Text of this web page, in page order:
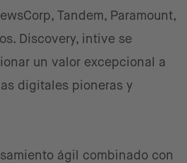
Tandem, Paramount,
Discovery, intive se
un valor excepcional a
digitales pioneras y
ágil combinado con